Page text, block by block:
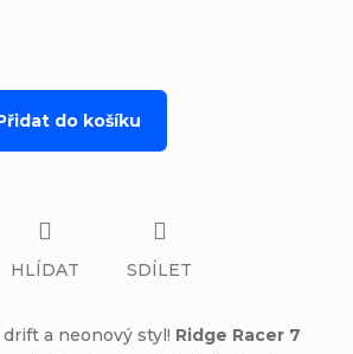
do košíku
a neonový styl! Ridge Racer 7
HLÍDAT SDÍLET